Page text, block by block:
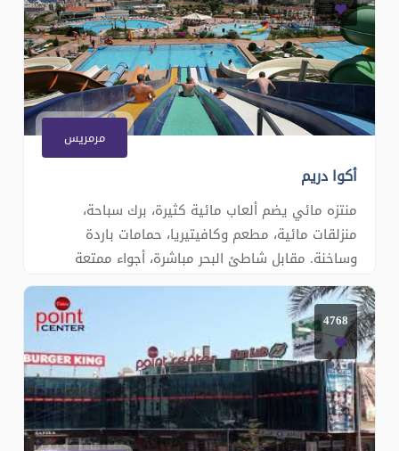
مرمريس
أكوا دريم
منتزه مائي يضم ألعاب مائية كثيرة، برك سباحة،
منزلقات مائية، مطعم وكافيتيريا، حمامات باردة
وساخنة. مقابل شاطئ البحر مباشرة، أجواء ممتعة
ومشاهد خلابة. ننصحكم بشراء تذاكر الدخول بأنفسكم
وليس عن طريق وكلاء السياحة حيث توفرون بعض
النقود. - طلب الجولة املاء استمارة الحجز -
للتواصل تشات الموقع �
4768